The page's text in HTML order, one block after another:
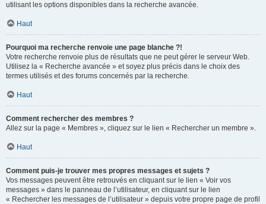
utilisant les options disponibles dans la recherche avancée.
Haut
Pourquoi ma recherche renvoie une page blanche ?!
Votre recherche renvoie plus de résultats que ne peut gérer le serveur Web.
Utilisez la « Recherche avancée » et soyez plus précis dans le choix des
termes utilisés et des forums concernés par la recherche.
Haut
Comment rechercher des membres ?
Allez sur la page « Membres », cliquez sur le lien « Rechercher un membre ».
Haut
Comment puis-je trouver mes propres messages et sujets ?
Vos messages peuvent être retrouvés en cliquant sur le lien « Voir vos
messages » dans le panneau de l’utilisateur, en cliquant sur le lien
« Rechercher les messages de l’utilisateur » depuis votre propre page de profil